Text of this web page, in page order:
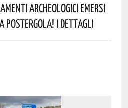
Archeologici Emersi
Postergola! I Dettagli